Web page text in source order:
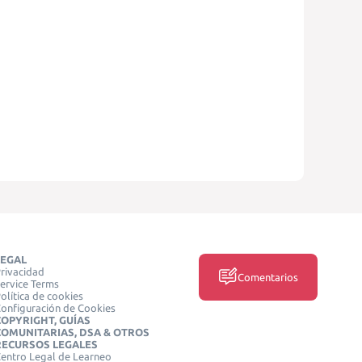
Terms
de cookies
de Cookies
GUÍAS
DSA & OTROS
LEGALES
Legal de Learneo
Comentarios